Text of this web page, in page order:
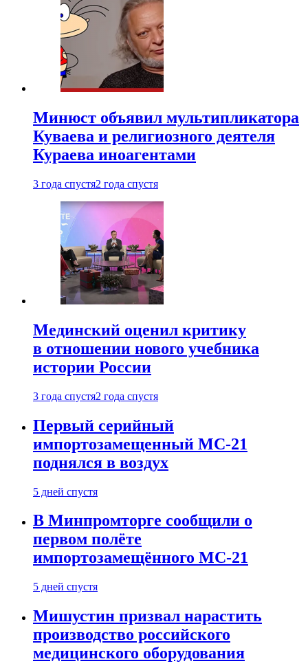
Минюст объявил мультипликатора
Куваева и религиозного деятеля
Кураева иноагентами
3 года спустя2 года спустя
Мединский оценил критику
в отношении нового учебника
истории России
3 года спустя2 года спустя
Первый серийный
импортозамещенный МС-21
поднялся в воздух
5 дней спустя
В Минпромторге сообщили о
первом полёте
импортозамещённого МС-21
5 дней спустя
Мишустин призвал нарастить
производство российского
медицинского оборудования